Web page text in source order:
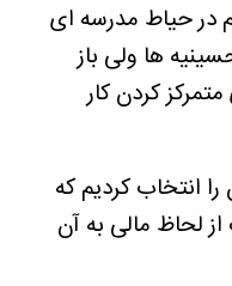
در حیاط مدرسه ای
ها ولی باز
کردن کار
انتخاب کردیم که
لحاظ مالی به آن